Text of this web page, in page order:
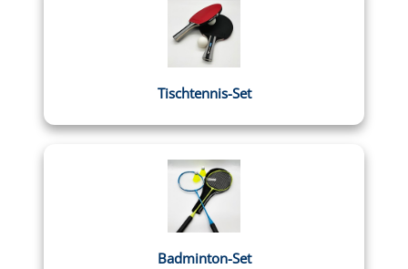
Tischtennis-Set
Badminton-Set